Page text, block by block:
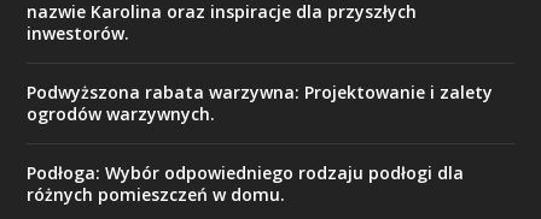
nazwie Karolina oraz inspiracje dla przyszłych
inwestorów.
Podwyższona rabata warzywna: Projektowanie i zalety
ogrodów warzywnych.
Podłoga: Wybór odpowiedniego rodzaju podłogi dla
różnych pomieszczeń w domu.